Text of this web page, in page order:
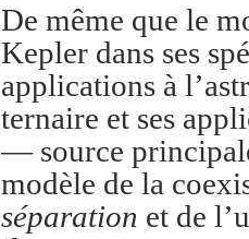
De même que le
Kepler dans ses
applications à
ternaire et ses
— source
modèle de la
séparation et de